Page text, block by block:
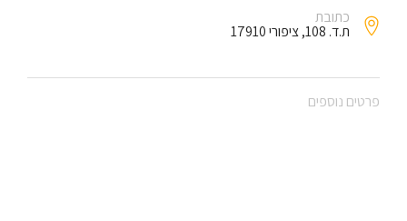
כתובת
ת.ד. 108, ציפורי 17910
פרטים נוספים